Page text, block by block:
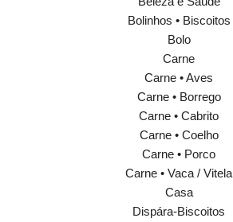
Bolinhos • Biscoitos
Bolo
Carne
Carne • Aves
Carne • Borrego
Carne • Cabrito
Carne • Coelho
Carne • Porco
Carne • Vaca / Vitela
Casa
Dispára-Biscoitos